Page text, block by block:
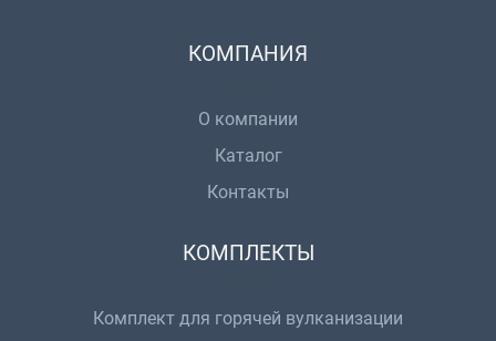
КОМПАНИЯ
О компании
Каталог
Контакты
КОМПЛЕКТЫ
Комплект для горячей вулканизации